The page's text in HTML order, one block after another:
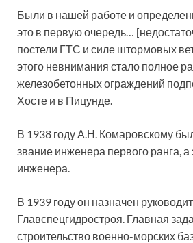
Были в нашей работе и
это в первую очередь…
постели ГТС и силе штормовых
этого невнимания стало полное
железобетонных ограждений
Хосте и в Пицунде.
В 1938 году А.Н. Комаровскому
звание инженера первого ранга, а
инженера.
В 1939 году он назначен
Главспецгидростроя. Главная
строительство военно-морских